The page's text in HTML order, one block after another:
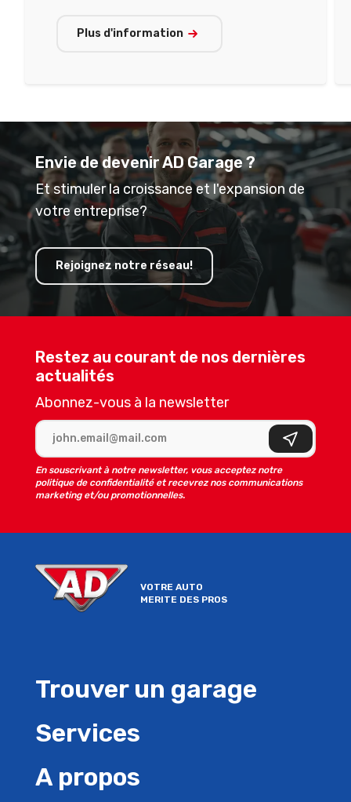
Plus d'information
VOTRE AUTO
MERITE DES PROS
Trouver un garage
Services
A propos
Restez au courant de nos dernières
actualités
Abonnez-vous à la newsletter
S'inscrire
En souscrivant à notre newsletter, vous acceptez notre
politique de confidentialité et recevrez nos communications
marketing et/ou promotionnelles.
Envie de devenir AD Garage ?
Et stimuler la croissance et l'expansion de
votre entreprise?
Rejoignez notre réseau!